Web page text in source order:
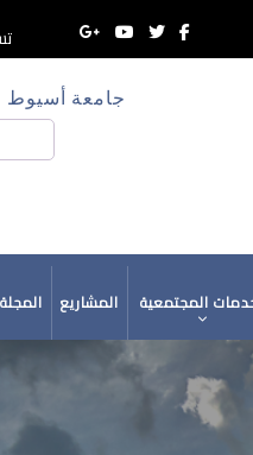
جامعة أسيوط
المجتمعية المشاريع